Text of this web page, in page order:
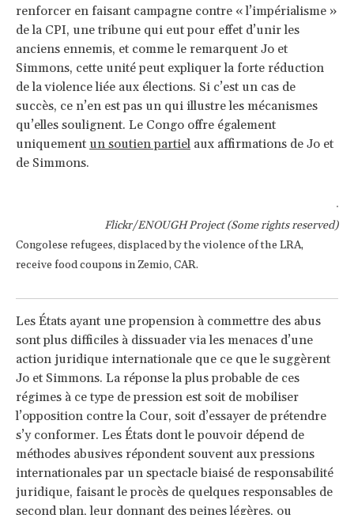
renforcer en faisant campagne contre « l’impérialisme »
de la CPI, une tribune qui eut pour effet d’unir les
anciens ennemis, et comme le remarquent Jo et
Simmons, cette unité peut expliquer la forte réduction
de la violence liée aux élections. Si c’est un cas de
succès, ce n’en est pas un qui illustre les mécanismes
qu’elles soulignent. Le Congo offre également
uniquement un soutien partiel aux affirmations de Jo et
de Simmons.
Flickr/ENOUGH Project (Some rights reserved)
Congolese refugees, displaced by the violence of the LRA,
receive food coupons in Zemio, CAR.
Les États ayant une propension à commettre des abus
sont plus difficiles à dissuader via les menaces d’une
action juridique internationale que ce que le suggèrent
Jo et Simmons. La réponse la plus probable de ces
régimes à ce type de pression est soit de mobiliser
l’opposition contre la Cour, soit d’essayer de prétendre
s’y conformer. Les États dont le pouvoir dépend de
méthodes abusives répondent souvent aux pressions
internationales par un spectacle biaisé de responsabilité
juridique, faisant le procès de quelques responsables de
second plan, leur donnant des peines légères, ou